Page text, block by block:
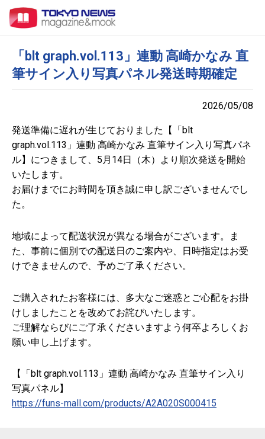
「blt graph.vol.113」連動 高崎かなみ 直
筆サイン入り写真パネル発送時期確定
2026/05/08
発送準備に遅れが生じておりました【「blt
graph.vol.113」連動 高崎かなみ 直筆サイン入り写真パネ
ル】につきまして、5月14日（木）より順次発送を開始
いたします。
お届けまでにお時間を頂き誠に申し訳ございませんでし
た。
地域によって配送状況が異なる場合がございます。ま
た、事前に個別での配送日のご案内や、日時指定はお受
けできませんので、予めご了承ください。
ご購入されたお客様には、多大なご迷惑とご心配をお掛
けしましたことを改めてお詫びいたします。
ご理解ならびにご了承くださいますよう何卒よろしくお
願い申し上げます。
【「blt graph.vol.113」連動 高崎かなみ 直筆サイン入り
写真パネル】
https://funs-mall.com/products/A2A020S000415